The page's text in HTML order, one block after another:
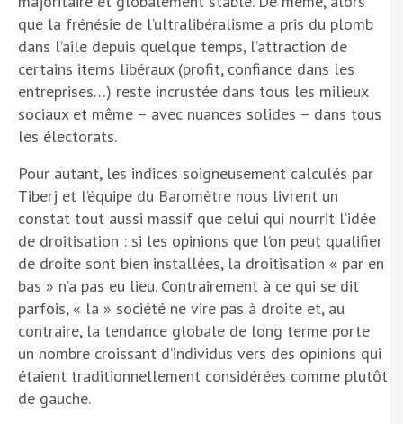
que la frénésie de l’ultralibéralisme a pris du plomb
dans l’aile depuis quelque temps, l’attraction de
certains items libéraux (profit, confiance dans les
entreprises…) reste incrustée dans tous les milieux
sociaux et même – avec nuances solides – dans tous
les électorats.
Pour autant, les indices soigneusement calculés par
Tiberj et l’équipe du Baromètre nous livrent un
constat tout aussi massif que celui qui nourrit l’idée
de droitisation : si les opinions que l’on peut qualifier
de droite sont bien installées, la droitisation « par en
bas » n’a pas eu lieu. Contrairement à ce qui se dit
parfois, « la » société ne vire pas à droite et, au
contraire, la tendance globale de long terme porte
un nombre croissant d’individus vers des opinions qui
étaient traditionnellement considérées comme plutôt
de gauche.